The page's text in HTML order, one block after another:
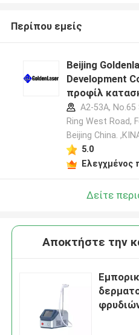
Περίπου εμείς
Beijing
Development
προφίλ
A2-53A,
Ring West Road,
Beijing China.
5.0
Ελεγχμένος
Δείτε
Αποκτήστε την
φρυδιών λέιζερ ND YAG